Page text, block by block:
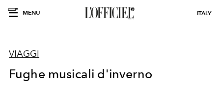
MENU ITALY
VIAGGI
Fughe musicali d'inverno